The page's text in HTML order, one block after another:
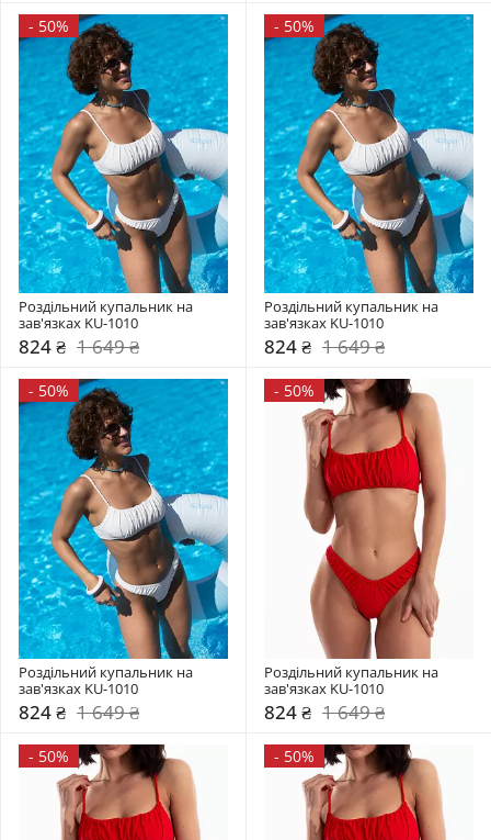
- 50%
Роздільний купальник на
зав'язках KU-1010
824 ₴ 1 649 ₴
- 50%
Роздільний купальник на
зав'язках KU-1010
824 ₴ 1 649 ₴
- 50%
Роздільний купальник на
зав'язках KU-1010
824 ₴ 1 649 ₴
- 50%
Роздільний купальник на
зав'язках KU-1010
824 ₴ 1 649 ₴
- 50% - 50%